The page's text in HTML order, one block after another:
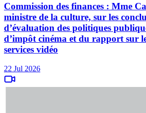
Commission des finances : Mme
ministre de la culture, sur les
d’évaluation des politiques
d’impôt cinéma et du rapport sur
services vidéo
22 Jul 2026